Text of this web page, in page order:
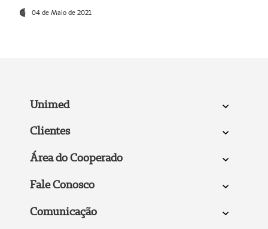
04 de Maio de 2021
Unimed
Clientes
Área do Cooperado
Fale Conosco
Comunicação